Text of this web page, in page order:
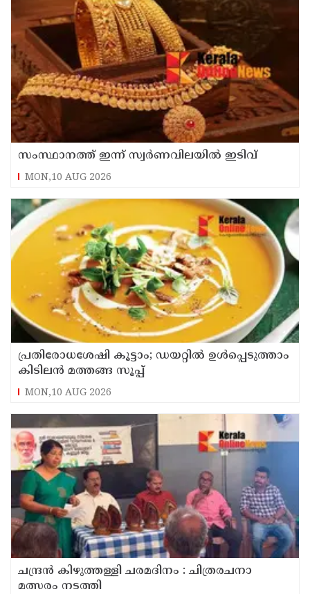
സംസ്ഥാനത്ത് ഇന്ന് സ്വർണവിലയിൽ ഇടിവ്
MON,10 AUG 2026
പ്രതിരോധശേഷി കൂട്ടാം; ഡയറ്റിൽ ഉൾപ്പെടുത്താം
കിടിലൻ മത്തങ്ങ സൂപ്പ്
MON,10 AUG 2026
ചന്ദ്രൻ കിഴുത്തള്ളി ചരമദിനം : ചിത്രരചനാ
മത്സരം നടത്തി